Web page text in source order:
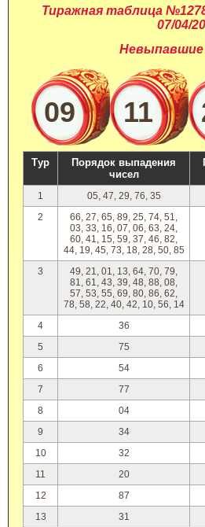
Тиражная таблица
07/04/
Невыпавшие
09 11
Тур
Порядок выпадения
чисел
1 05, 47, 29, 76, 35
2
66, 27, 65, 89, 25, 74, 51,
03, 33, 16, 07, 06, 63, 24,
60, 41, 15, 59, 37, 46, 82,
44, 19, 45, 73, 18, 28, 50, 85
3
49, 21, 01, 13, 64, 70, 79,
81, 61, 43, 39, 48, 88, 08,
57, 53, 55, 69, 80, 86, 62,
78, 58, 22, 40, 42, 10, 56, 14
4 36
5
75
6
54
7
77
8
04
9
34
10
32
11
20
12
87
13
31